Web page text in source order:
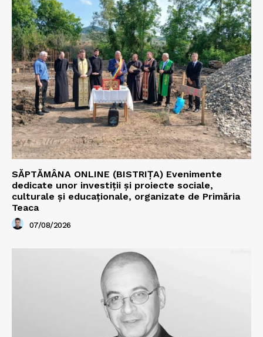
SĂPTĂMÂNA ONLINE (BISTRIȚA) Evenimente
dedicate unor investiții și proiecte sociale,
culturale și educaționale, organizate de Primăria
Teaca
07/08/2026